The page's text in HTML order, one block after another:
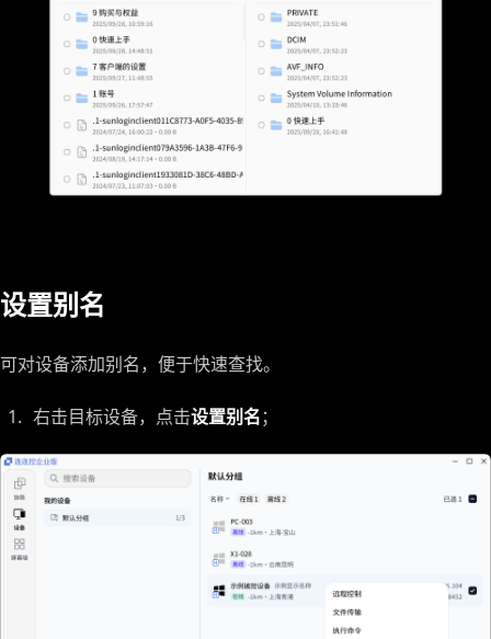
设置别名
可对设备添加别名，便于快速查找。
右击目标设备，点击设置别名；